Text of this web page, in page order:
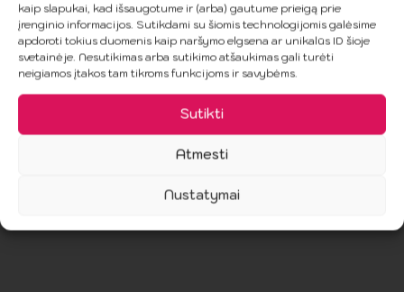
kaip slapukai, kad išsaugotume ir (arba) gautume prieigą prie
įrenginio informacijos. Sutikdami su šiomis technologijomis galėsime
apdoroti tokius duomenis kaip naršymo elgsena ar unikalūs ID šioje
svetainėje. Nesutikimas arba sutikimo atšaukimas gali turėti
neigiamos įtakos tam tikroms funkcijoms ir savybėms.
Sutikti
Atmesti
Nustatymai
22.99€
Į Krepšelį
48.99€
Į Krepšelį